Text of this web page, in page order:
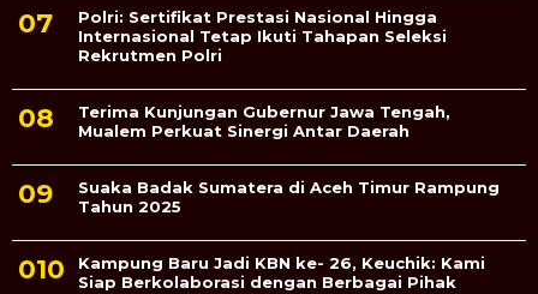
Polri: Sertifikat Prestasi Nasional Hingga
Internasional Tetap Ikuti Tahapan Seleksi
Rekrutmen Polri
Terima Kunjungan Gubernur Jawa Tengah,
Mualem Perkuat Sinergi Antar Daerah
Suaka Badak Sumatera di Aceh Timur Rampung
Tahun 2025
Kampung Baru Jadi KBN ke- 26, Keuchik: Kami
Siap Berkolaborasi dengan Berbagai Pihak